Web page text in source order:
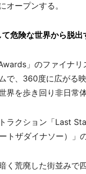
オープンする。
危険な世界から脱出
」のファイナ
で、360度に広がる
界を歩き回り非日常
ラクション「Last
トザダイナソー）」
荒廃した街並みで